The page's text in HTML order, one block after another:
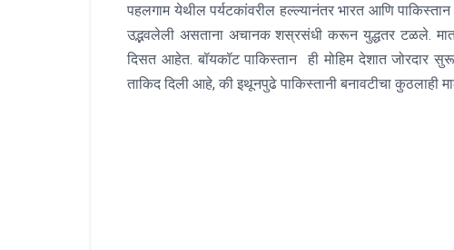
पहलगाम येथील पर्यटकांवरील हल्ल्यानंतर भारत आणि
उद्भवलेली असताना अचानक शस्रसंधी करून युद्धतर टळले.
दिसत आहेत. बॉयकॉट पाकिस्तान ही मोहिम देशात जोरदार
ताकिद दिली आहे, की इथूनपुढे पाकिस्तानी बनावटीचा कुठलाही